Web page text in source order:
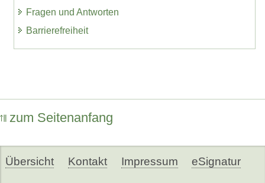
Fragen und Antworten
Barrierefreiheit
zum Seitenanfang
Übersicht Kontakt Impressum eSignatur